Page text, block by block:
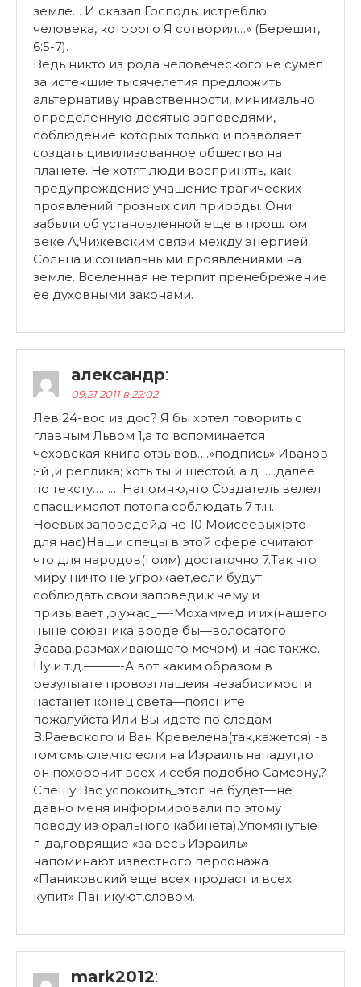
земле… И сказал Господь: истреблю
человека, которого Я сотворил…» (Берешит,
6:5-7).
Ведь никто из рода человеческого не сумел
за истекшие тысячелетия предложить
альтернативу нравственности, минимально
определенную десятью заповедями,
соблюдение которых только и позволяет
создать цивилизованное общество на
планете. Не хотят люди воспринять, как
предупреждение учащение трагических
проявлений грозных сил природы. Они
забыли об установленной еще в прошлом
веке А,Чижевским связи между энергией
Солнца и социальными проявлениями на
земле. Вселенная не терпит пренебрежение
ее духовными законами.
александр:
09.21.2011 в 22:02
Лев 24-вос из дос? Я бы хотел говорить с
главным Львом 1,а то вспоминается
чеховская книга отзывов….»подпись» Иванов
:-й ,и реплика; хоть ты и шестой. а д …..далее
по тексту……… Напомню,что Создатель велел
спасшимсяот потопа соблюдать 7 т.н.
Ноевых.заповедей,а не 10 Моисеевых(это
для нас)Наши спецы в этой сфере считают
что для народов(гоим) достаточно 7.Так что
миру ничто не угрожает,если будут
соблюдать свои заповеди,к чему и
призывает ,о,ужас_—-Мохаммед и их(нашего
ныне союзника вроде бы—волосатого
Эсава,размахивающего мечом) и нас также.
Ну и т.д.———-А вот каким образом в
результате провозглашеия незабисимости
настанет конец света—поясните
пожалуйста.Или Вы идете по следам
В.Раевского и Ван Кревелена(так,кажется) -в
том смысле,что если на Израиль нападут,то
он похоронит всех и себя.подобно Самсону,?
Спешу Вас успокоить_этог не будет—не
давно меня информировали по этому
поводу из орального кабинета).Упомянутые
г-да,говрящие «за весь Израиль»
напоминают известного персонажа
«Паниковский еще всех продаст и всех
купит» Паникуют,словом.
mark2012: